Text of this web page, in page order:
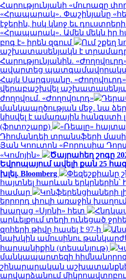
Հարությունյանի «մուրազը
«Հրապարակ»․ Փաշինյանը
էջերին, իսկ կնոջ եւ
«Հրապարակ»․ Ամեն մեկն իր
բոգ է» իրեն զգում
Ում շքեղ
աշխատասենյակն է
Հարությունյանին.
ավարտեց պատգամավորական
Հայկ Սարգսյանը. «Ժողովուրդ»
վերաբաշխվել
ժողովում. «Ժողովուրդ»
մանկապղծության մեջ․ նա
կիսվել է ամառային հանգստի
(ֆոտոշարք)
«Ռեալը»
Դիոմանդեի տրանսֆերի
Յան Կոուտոն «Բորուսիա
«Կոմոյին»
Ծայրահեղ շոգը
Եվրոպայում ավելի քան 25
խլել. Bloomberg
Փեզեշքիանը
հայտնել հարևան երկրներին՝
համար
Կոնֆերենցիաների
երրորդ փուլի առաջին
խաղաց «Սյոնի» հետ
արևելքում տեղի ունեցած
զոհերի թիվը հասել է 97-ի
նախկին ամուսինու
հարսանիքին (տեսանյութ)
մանկապարտեզի
շինարարական
արվարձանում